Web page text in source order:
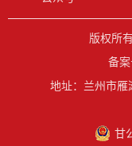
版权所
备案
地址：兰州市雁
甘